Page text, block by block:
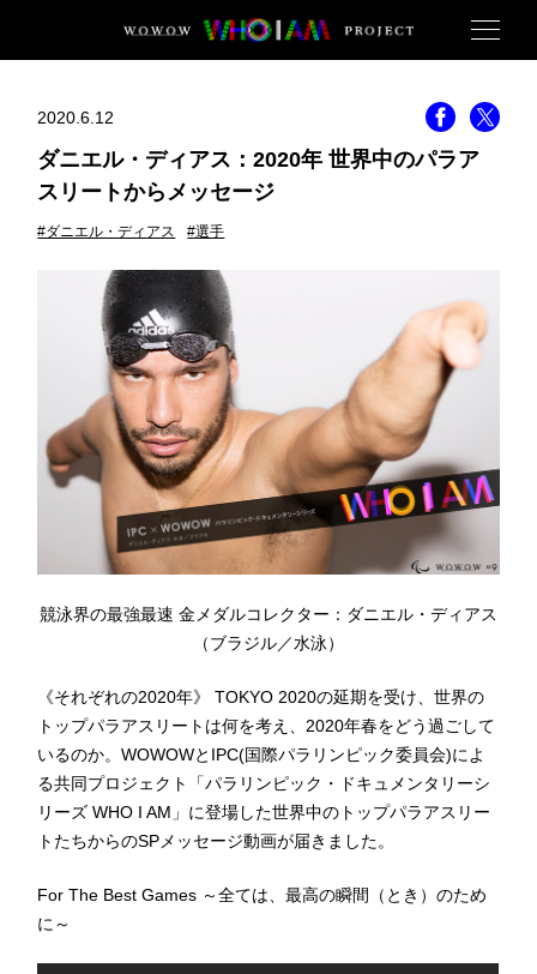
2020.6.12
ダニエル・ディアス：2020年 世界中のパラア
スリートからメッセージ
#ダニエル・ディアス #選手
競泳界の最強最速 金メダルコレクター：ダニエル・ディアス
（ブラジル／水泳）
《それぞれの2020年》 TOKYO 2020の延期を受け、世界の
トップパラアスリートは何を考え、2020年春をどう過ごして
いるのか。WOWOWとIPC(国際パラリンピック委員会)によ
る共同プロジェクト「パラリンピック・ドキュメンタリーシ
リーズ WHO I AM」に登場した世界中のトップパラアスリー
トたちからのSPメッセージ動画が届きました。
For The Best Games ～全ては、最高の瞬間（とき）のため
に～